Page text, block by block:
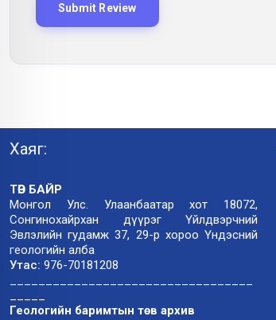
Хаяг:
ТӨВ БАЙР
Монгол Улс. Улаанбаатар хот 18072,
Сонгинохайрхан дүүрэг Үйлдвэрчний
Эвлэлийн гудамж 37, 29-р хороо Үндэсний
геологийн алба
Утас: 976-70181208
Геологийн баримтын төв архив